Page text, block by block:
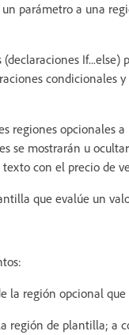
parámetro a una
If...else)
condicionales y
regiones opcionales
se mostrarán u
con el precio de
que evalúe un
la región opcional que
región de plantilla; a